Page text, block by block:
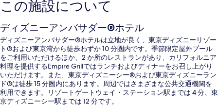
この施設について
ディズニーアンバサダー®ホテル
ディズニーアンバサダー®ホテルは立地が良く、東京ディズニーリゾー
ト®および東京湾から徒歩わずか 10 分圏内です。季節限定屋外プール
をご利用いただけるほか、2 か所のレストランがあり、カリフォルニア
料理を提供するEmpire Grillではランチおよびディナーをお召し上がり
いただけます。また、東京ディズニーシー®および東京ディズニーラン
ド®は徒歩 15 分圏内にあります。周辺ではさまざまな公共交通機関を
利用できます。リゾートゲートウェイ・ステーション駅までは 4 分、東
京ディズニーシー駅までは 12 分です。